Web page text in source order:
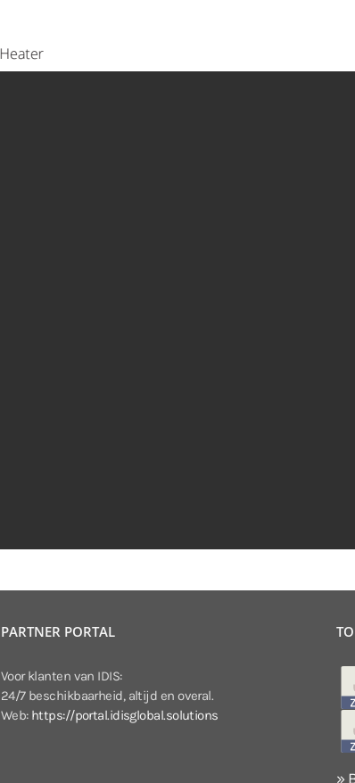
PARTNER PORTAL
Voor klanten van IDIS:
24/7 beschikbaarheid, altijd en overal.
Web: https://portal.idisglobal.solutions
»